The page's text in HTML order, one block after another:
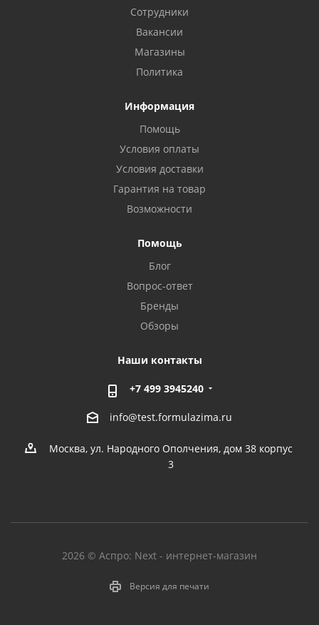
Сотрудники
Вакансии
Магазины
Политика
Информация
Помощь
Условия оплаты
Условия доставки
Гарантия на товар
Возможности
Помощь
Блог
Вопрос-ответ
Бренды
Обзоры
Наши контакты
+7 499 3945240
info@test.formulazima.ru
Москва, ул. Народного Ополчения, дом 38 корпус
3
2026 © Аспро: Next - интернет-магазин
Версия для печати